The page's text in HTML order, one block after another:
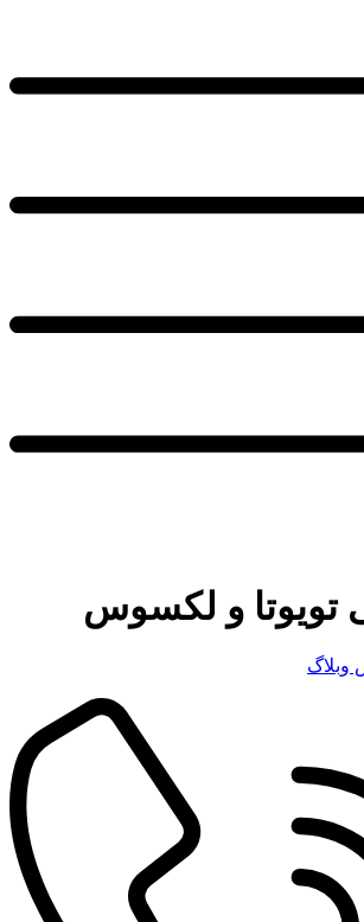
تویوتا و لکسوس
وبلاگ